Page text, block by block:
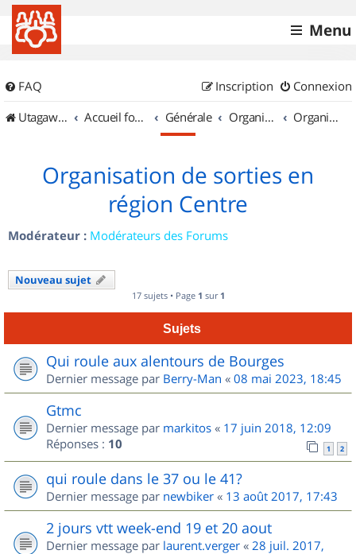
Menu
FAQ Connexion
Inscription
UtagawaVTT (Randos VTT et VTTAE avec traces GPS)
Accueil forum Générale Organisation de sorties & Recherche de partenaires Organisation de sorties en région Centre
Organisation de sorties en
région Centre
Modérateur : Modérateurs des Forums
Nouveau sujet
17 sujets • Page 1 sur 1
Sujets
Qui roule aux alentours de Bourges
Dernier message par Berry-Man « 08 mai 2023, 18:45
Gtmc
Dernier message par markitos « 17 juin 2018, 12:09
Réponses : 10 1 2
qui roule dans le 37 ou le 41?
Dernier message par newbiker « 13 août 2017, 17:43
2 jours vtt week-end 19 et 20 aout
Dernier message par laurent.verger « 28 juil. 2017,